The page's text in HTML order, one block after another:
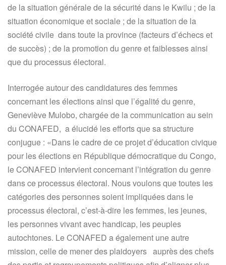
de la situation générale de la sécurité dans le Kwilu ; de la
situation économique et sociale ; de la situation de la
société civile dans toute la province (facteurs d’échecs et
de succès) ; de la promotion du genre et faiblesses ainsi
que du processus électoral.
Interrogée autour des candidatures des femmes
concernant les élections ainsi que l’égalité du genre,
Geneviève Mulobo, chargée de la communication au sein
du CONAFED, a élucidé les efforts que sa structure
conjugue : «Dans le cadre de ce projet d’éducation civique
pour les élections en République démocratique du Congo,
le CONAFED intervient concernant l’intégration du genre
dans ce processus électoral. Nous voulons que toutes les
catégories des personnes soient impliquées dans le
processus électoral, c’est-à-dire les femmes, les jeunes,
les personnes vivant avec handicap, les peuples
autochtones. Le CONAFED a également une autre
mission, celle de mener des plaidoyers auprès des chefs